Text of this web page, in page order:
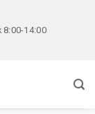
8:00-14:00